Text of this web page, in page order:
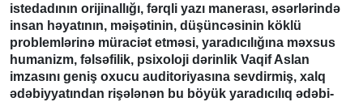
istedadının orijinallığı, fərqli yazı manerası, əsərlərində
insan həyatının, məişətinin, düşüncəsinin köklü
problemlərinə müraciət etməsi, yaradıcılığına məxsus
humanizm, fəlsəfilik, psixoloji dərinlik Vaqif Aslan
imzasını geniş oxucu auditoriyasına sevdirmiş, xalq
ədəbiyyatından rişələnən bu böyük yaradıcılıq ədəbi-